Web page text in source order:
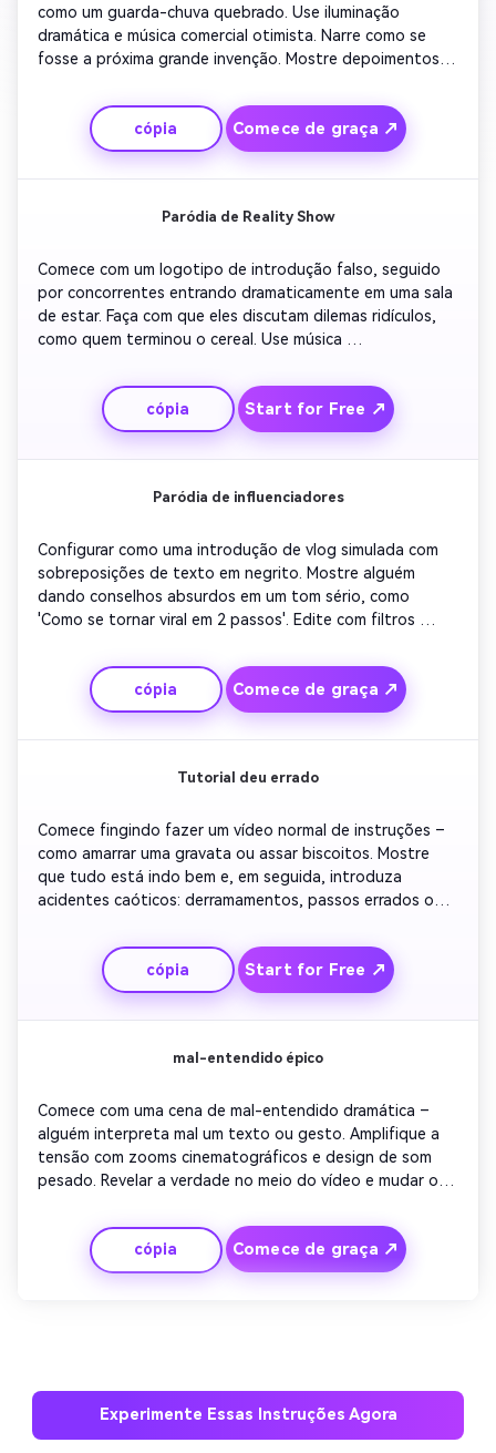
como um guarda-chuva quebrado. Use iluminação
dramática e música comercial otimista. Narre como se
fosse a próxima grande invenção. Mostre depoimentos
com uma linha que zomba de infomerciais, completa com
um logotipo falso e slogan que pisca para o espectador.
cópia Comece de graça ↗
Paródia de Reality Show
Comece com um logotipo de introdução falso, seguido
por concorrentes entrando dramaticamente em uma sala
de estar. Faça com que eles discutam dilemas ridículos,
como quem terminou o cereal. Use música
Adicione confissões falsas com legendas cômicas. Fechar
com texto cliffhanger e música outro otimista imitando o
ritmo real da TV.
cópia Start for Free ↗
Paródia de influenciadores
Configurar como uma introdução de vlog simulada com
sobreposições de texto em negrito. Mostre alguém
dando conselhos absurdos em um tom sério, como
'Como se tornar viral em 2 passos'. Edite com filtros
Gradualmente exagere as dicas até que se torne
obviamente cômico. Terminar com autoconsciência e uma
onda engraçada para os espectadores.
cópia Comece de graça ↗
Tutorial deu errado
Comece fingindo fazer um vídeo normal de instruções –
como amarrar uma gravata ou assar biscoitos. Mostre
que tudo está indo bem e, em seguida, introduza
acidentes caóticos: derramamentos, passos errados ou
otimista. Adicione legendas para enfatizar o desastre
cômico. Terminar com o fracasso transformado em
sucesso e um sorriso atrevido.
cópia Start for Free ↗
mal-entendido épico
Comece com uma cena de mal-entendido dramática –
alguém interpreta mal um texto ou gesto. Amplifique a
tensão com zooms cinematográficos e design de som
pesado. Revelar a verdade no meio do vídeo e mudar o
leves ou clipes falsos de bastidores para humanizar o
elenco e fazê-lo parecer viral.
cópia Comece de graça ↗
Experimente Essas Instruções Agora
Crie imagens com